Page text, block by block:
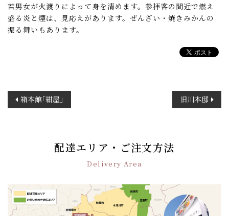
若男女が火渡りによって身を清めます。参拝客の間近で燃え
盛る炎と煙は、見応えがあります。ぜんざい・焼きみかんの
振る舞いもあります。
稿
ン
箱本館｢紺屋｣ 旧川本邸
配達エリア・ご注文方法
Delivery Area